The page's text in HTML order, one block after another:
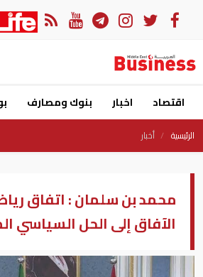
اقتصاد اخبار بنوك ومصارف
الرئيسية أخبار
محمد بن سلمان : اتفاق
الآفاق إلى الحل السياسي